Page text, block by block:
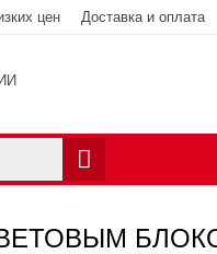
цен Доставка и оплата